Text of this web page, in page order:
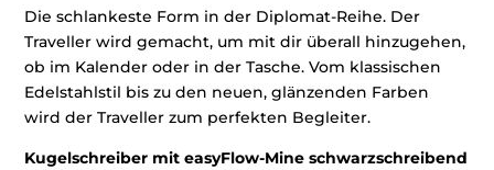
Die schlankeste Form in der Diplomat-Reihe. Der
Traveller wird gemacht, um mit dir überall hinzugehen,
ob im Kalender oder in der Tasche. Vom klassischen
Edelstahlstil bis zu den neuen, glänzenden Farben
wird der Traveller zum perfekten Begleiter.
Kugelschreiber mit easyFlow-Mine schwarzschreibend